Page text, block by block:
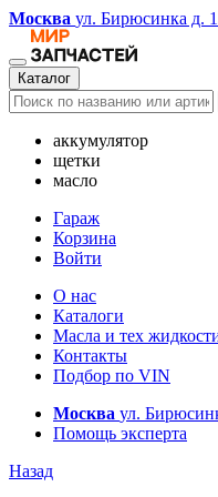
Москва ул. Бирюсинка д.
Каталог
аккумулятор
щетки
масло
Гараж
Корзина
Войти
О нас
Каталоги
Масла и тех
Контакты
Подбор по VIN
Москва ул.
Помощь эксперта
Назад